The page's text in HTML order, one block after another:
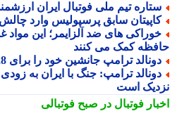
تیم ملی فوتبال ایران
سابق پرسپولیس وارد چالش
های ضد آلزایمر؛ این مواد
کمک می کنند
ترامپ جانشین خود را برای 2028 انتخاب کرد؟
ترامپ: جنگ با ایران به زودی
است
فوتبال در صبح فوتبالی